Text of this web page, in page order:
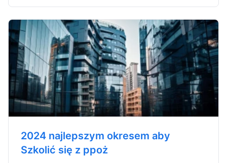
2024 najlepszym okresem aby
Szkolić się z ppoż